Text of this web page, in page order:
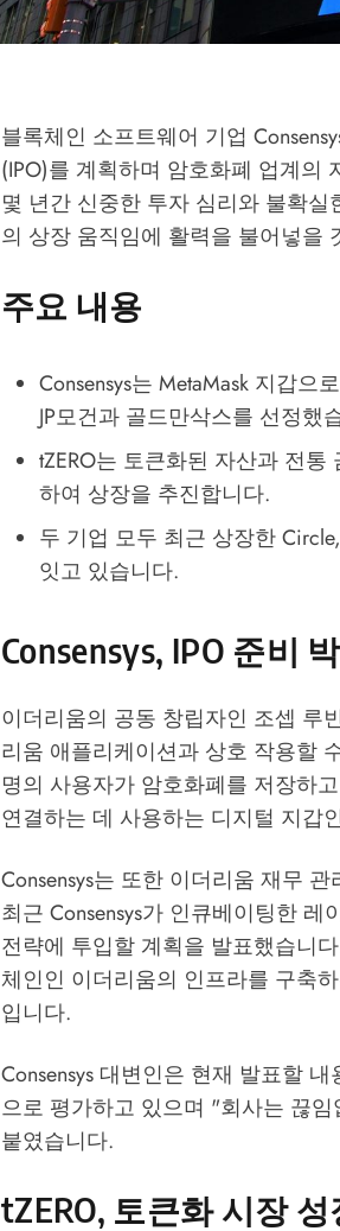
블록체인 소프트웨어 기업
(IPO)를 계획하며 암호화폐 업계의
몇 년간 신중한 투자 심리와 불확
의 상장 움직임에 활력을 불어넣을
주요 내용
Consensys는 MetaMask 지갑
JP모건과 골드만삭스를 선정했
tZERO는 토큰화된 자산과 전
하여 상장을 추진합니다.
두 기업 모두 최근 상장한
잇고 있습니다.
Consensys, IPO 준비
이더리움의 공동 창립자인 조셉 루
리움 애플리케이션과 상호 작용할
명의 사용자가 암호화폐를 저장하
연결하는 데 사용하는 디지털 지갑
Consensys는 또한 이더리움 재무
최근 Consensys가 인큐베이팅한
전략에 투입할 계획을 발표했습니
체인인 이더리움의 인프라를 구축
입니다.
Consensys 대변인은 현재 발표할
으로 평가하고 있으며 "회사는 끊
붙였습니다.
tZERO, 토큰화 시장